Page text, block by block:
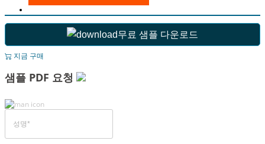
무료 샘플 다운로드
지금 구매
샘플 PDF 요청